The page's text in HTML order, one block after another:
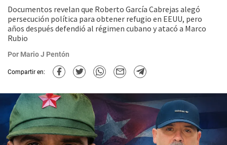
Documentos revelan que Roberto García Cabrejas alegó
persecución política para obtener refugio en EEUU, pero
años después defendió al régimen cubano y atacó a Marco
Rubio
Por Mario J Pentón
Compartir en: